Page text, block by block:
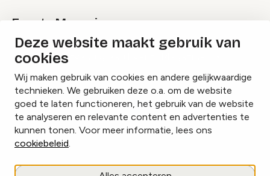
Deze website maakt gebruik van
cookies
Wij maken gebruik van cookies en andere gelijkwaardige
technieken. We gebruiken deze o.a. om de website
goed te laten functioneren, het gebruik van de website
te analyseren en relevante content en advertenties te
kunnen tonen. Voor meer informatie, lees ons
cookiebeleid.
Events Magazine
Ik ontvang graag Events Magazine
InstagramFacebookLinkedIn
Cookies beheren